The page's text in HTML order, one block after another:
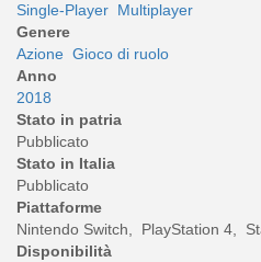
Single-Player Multiplayer
Genere
Azione Gioco di ruolo
Anno
2018
Stato in patria
Pubblicato
Stato in Italia
Pubblicato
Piattaforme
Nintendo Switch, PlayStation 4,
Disponibilità